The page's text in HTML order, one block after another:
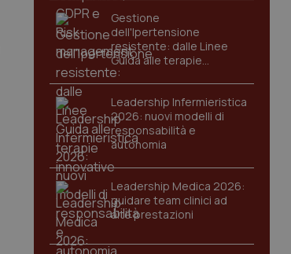
Gestione
dell'Ipertensione
resistente: dalle Linee
Guida alle terapie
innovative
Leadership Infermieristica
2026: nuovi modelli di
responsabilità e
autonomia
Leadership Medica 2026:
guidare team clinici ad
alte prestazioni